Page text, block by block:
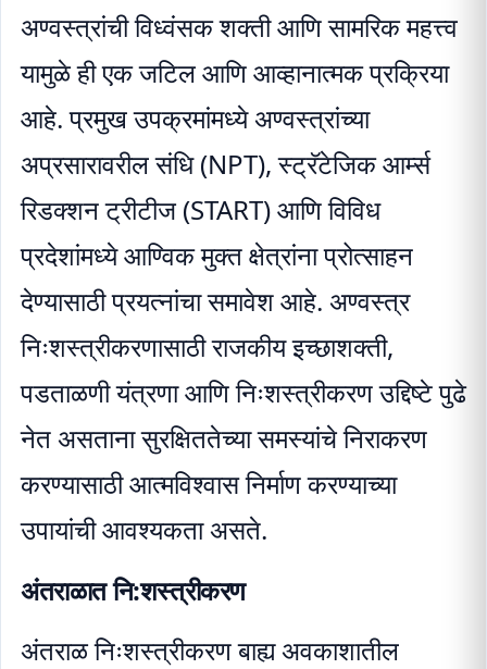
अण्वस्त्रांची विध्वंसक शक्ती आणि सामरिक महत्त्व
यामुळे ही एक जटिल आणि आव्हानात्मक प्रक्रिया
आहे. प्रमुख उपक्रमांमध्ये अण्वस्त्रांच्या
अप्रसारावरील संधि (NPT), स्ट्रॅटेजिक आर्म्स
रिडक्शन ट्रीटीज (START) आणि विविध
प्रदेशांमध्ये आण्विक मुक्त क्षेत्रांना प्रोत्साहन
देण्यासाठी प्रयत्नांचा समावेश आहे. अण्वस्त्र
निःशस्त्रीकरणासाठी राजकीय इच्छाशक्ती,
पडताळणी यंत्रणा आणि निःशस्त्रीकरण उद्दिष्टे पुढे
नेत असताना सुरक्षिततेच्या समस्यांचे निराकरण
करण्यासाठी आत्मविश्वास निर्माण करण्याच्या
उपायांची आवश्यकता असते.
अंतराळात नि:शस्त्रीकरण
अंतराळ निःशस्त्रीकरण बाह्य अवकाशातील